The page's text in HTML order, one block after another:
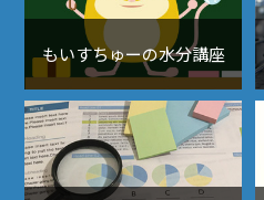
もいすちゅーの水分講座